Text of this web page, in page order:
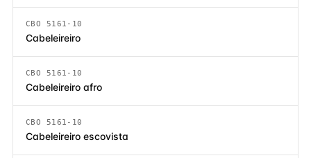
CBO 5161-10
Cabeleireiro
CBO 5161-10
Cabeleireiro afro
CBO 5161-10
Cabeleireiro escovista